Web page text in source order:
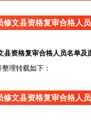
文县资格复审合格人
县资格复审合格人员名单及
理转载如下：
文县资格复审合格人